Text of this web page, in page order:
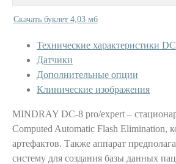
Скачать буклет 4,03 мб
Технические характеристики
Датчики
Дополнительные опции
Клинические изображения
MINDRAY DC-8 pro/expert –
Computed Automatic Flash Elimination,
артефактов. Также аппарат
систему для создания базы данных